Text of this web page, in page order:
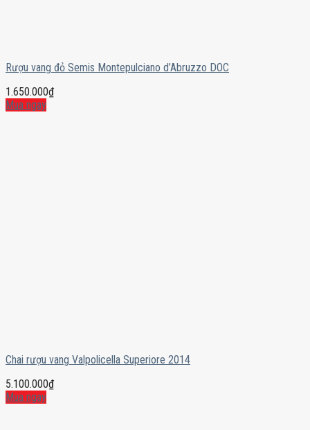
Rượu vang đỏ Semis Montepulciano d’Abruzzo DOC
1.650.000₫
Mua ngay
Chai rượu vang Valpolicella Superiore 2014
5.100.000₫
Mua ngay